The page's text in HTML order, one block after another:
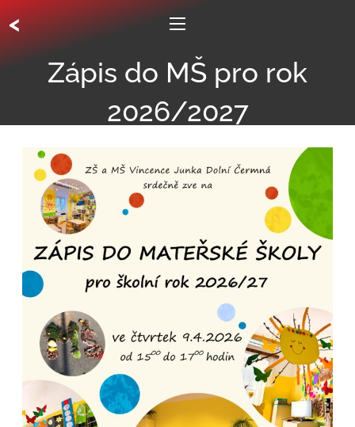
<
Zápis do MŠ pro rok
2026/2027